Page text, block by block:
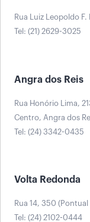
Rua Luiz Leopoldo F.
Tel: (21) 2629-3025
Angra dos Reis
Rua Honório Lima,
Centro, Angra dos
Tel: (24) 3342-0435
Volta Redonda
Rua 14, 350 (Pontual
Tel: (24) 2102-0444